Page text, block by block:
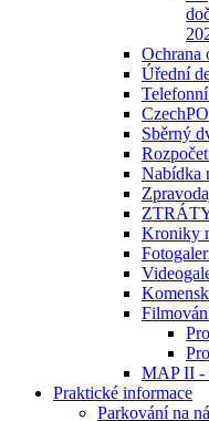
Ochrana
Úřední
Sběrný
Nabídka
Kroniky
MAP II -
Praktické informace
Parkování na